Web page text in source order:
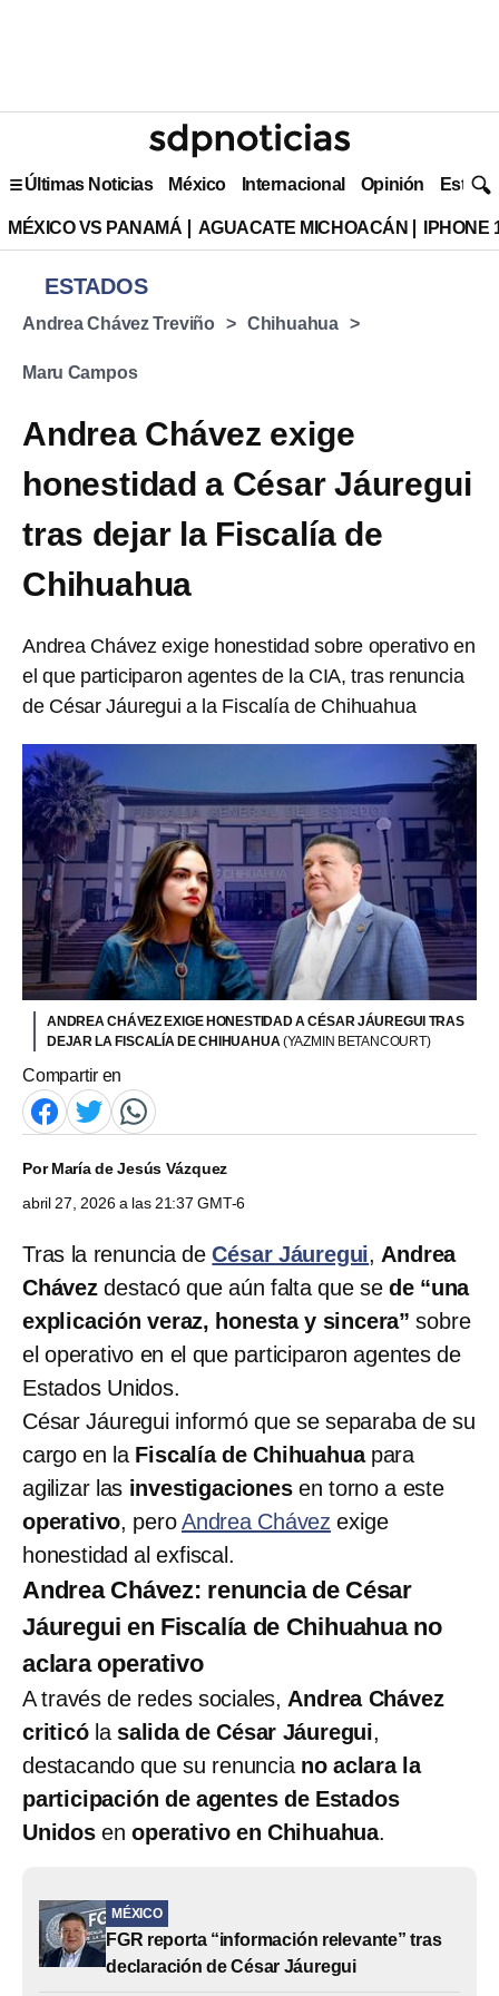
Últimas Noticias México Internacional Opinión Estilo
MÉXICO VS PANAMÁ AGUACATE MICHOACÁN IPHONE
ESTADOS
Andrea Chávez Treviño Chihuahua
Maru Campos
Andrea Chávez exige
honestidad a César Jáuregui
tras dejar la Fiscalía de
Chihuahua
Andrea Chávez exige honestidad sobre operativo en
el que participaron agentes de la CIA, tras renuncia
de César Jáuregui a la Fiscalía de Chihuahua
ANDREA CHÁVEZ EXIGE HONESTIDAD A CÉSAR JÁUREGUI TRAS
DEJAR LA FISCALÍA DE CHIHUAHUA(YAZMIN BETANCOURT)
Compartir en
PorMaría de Jesús Vázquez
abril 27, 2026 a las 21:37 GMT-6
Tras la renuncia deCésar Jáuregui, Andrea
Chávezdestacó que aún falta que sede “una
explicación veraz, honesta y sincera” sobre
el operativo en el que participaron agentes de
Estados Unidos.
César Jáuregui informó que se separaba de su
cargo en la Fiscalía de Chihuahuapara
agilizar las investigacionesen torno a este
operativo, peroAndrea Chávez exige
honestidad al exfiscal.
Andrea Chávez: renuncia de César
Jáuregui en Fiscalía de Chihuahua no
aclara operativo
A través de redes sociales, Andrea Chávez
criticólasalida de César Jáuregui,
destacando que su renuncia no aclara la
participación de agentes de Estados
Unidosenoperativo en Chihuahua.
MÉXICO
FGR reporta “información relevante” tras
declaración de César Jáuregui